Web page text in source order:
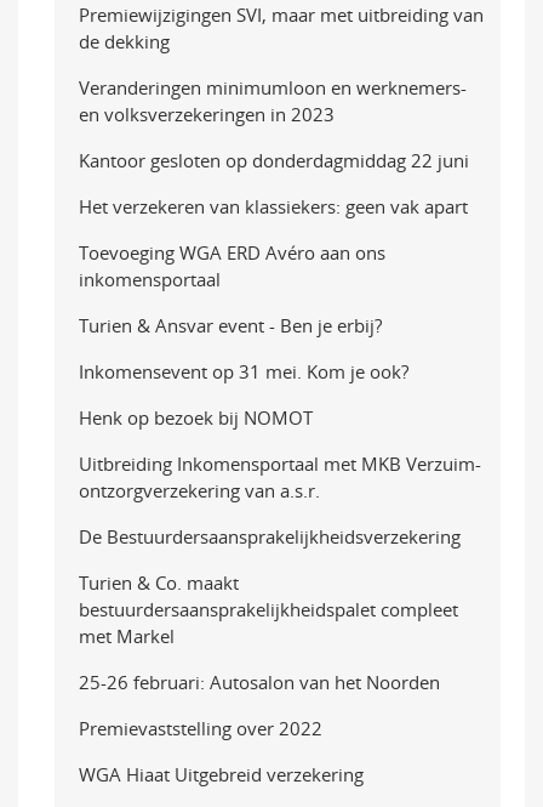
Premiewijzigingen SVI, maar met uitbreiding van
de dekking
Veranderingen minimumloon en werknemers-
en volksverzekeringen in 2023
Kantoor gesloten op donderdagmiddag 22 juni
Het verzekeren van klassiekers: geen vak apart
Toevoeging WGA ERD Avéro aan ons
inkomensportaal
Turien & Ansvar event - Ben je erbij?
Inkomensevent op 31 mei. Kom je ook?
Henk op bezoek bij NOMOT
Uitbreiding Inkomensportaal met MKB Verzuim-
ontzorgverzekering van a.s.r.
De Bestuurdersaansprakelijkheidsverzekering
Turien & Co. maakt
bestuurdersaansprakelijkheidspalet compleet
met Markel
25-26 februari: Autosalon van het Noorden
Premievaststelling over 2022
WGA Hiaat Uitgebreid verzekering